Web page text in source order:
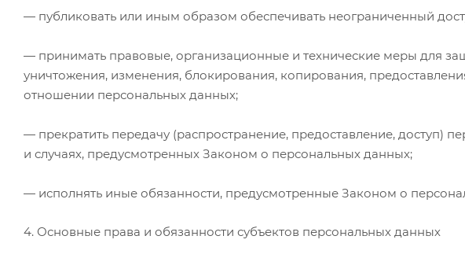
— публиковать или иным образом обеспечивать неограниченный
— принимать правовые, организационные и технические меры для
уничтожения, изменения, блокирования, копирования,
отношении персональных данных;
— прекратить передачу (распространение, предоставление, доступ)
и случаях, предусмотренных Законом о персональных данных;
— исполнять иные обязанности, предусмотренные Законом о
4. Основные права и обязанности субъектов персональных данных